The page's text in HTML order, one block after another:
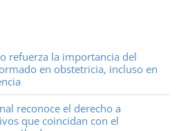
refuerza la importancia del
en obstetricia, incluso en
reconoce el derecho a
que coincidan con el